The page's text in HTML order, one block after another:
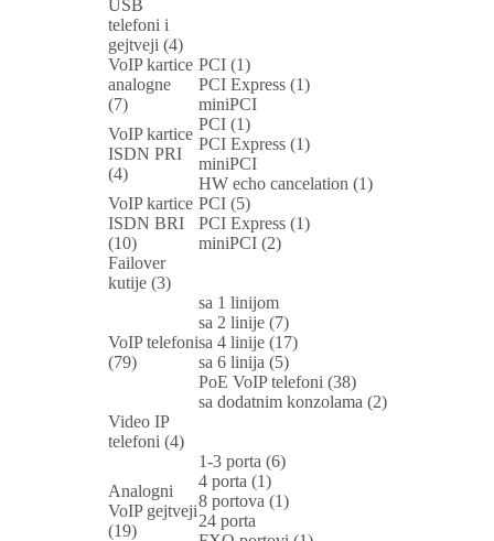
USB
telefoni i
gejtveji (4)
VoIP kartice
analogne
(7)
PCI (1)
PCI Express (1)
miniPCI
VoIP kartice
ISDN PRI
(4)
PCI (1)
PCI Express (1)
miniPCI
HW echo cancelation (1)
VoIP kartice
ISDN BRI
(10)
PCI (5)
PCI Express (1)
miniPCI (2)
Failover
kutije (3)
VoIP telefoni
(79)
sa 1 linijom
sa 2 linije (7)
sa 4 linije (17)
sa 6 linija (5)
PoE VoIP telefoni (38)
sa dodatnim konzolama (2)
Video IP
telefoni (4)
Analogni
VoIP gejtveji
(19)
1-3 porta (6)
4 porta (1)
8 portova (1)
24 porta